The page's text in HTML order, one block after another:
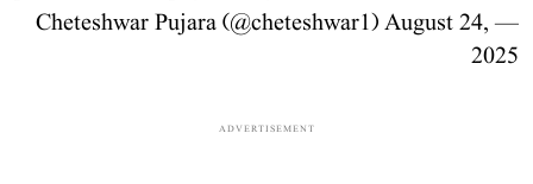
— Cheteshwar Pujara (@cheteshwar1)
August 24,
2025
ADVERTISEMENT